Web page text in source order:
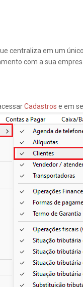
centraliza em um
com a sua
Cadastros e em